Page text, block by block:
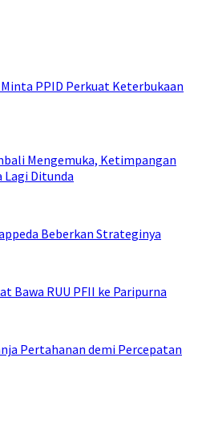
PPID Perkuat Keterbukaan
Mengemuka, Ketimpangan
Lagi Ditunda
Beberkan Strateginya
Bawa RUU PFII ke Paripurna
Pertahanan demi Percepatan